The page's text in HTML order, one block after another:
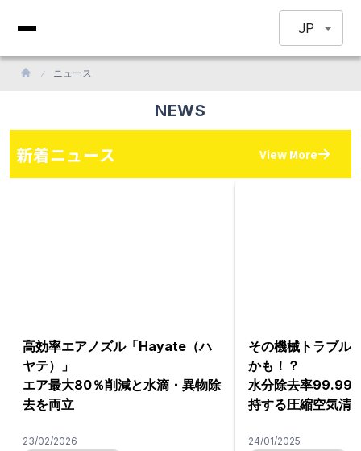
JP
ニュース
NEWS
新着ニュース View More
高効率エアノズル「Hayate（ハ
ヤテ）」
エア最大80％削減と水滴・異物除
去を両立
23/02/2026
その機械トラブル
かも！？
水分除去率
持する圧縮空気清
24/01/2025